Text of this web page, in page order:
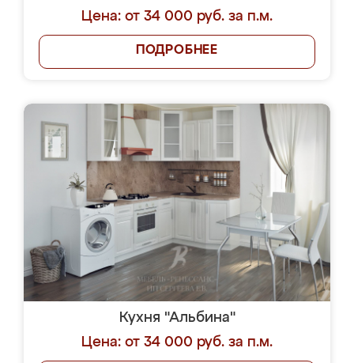
Цена: от 34 000 руб. за п.м.
ПОДРОБНЕЕ
Кухня "Альбина"
Цена: от 34 000 руб. за п.м.